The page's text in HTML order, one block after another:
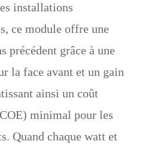
installations
ce module offre une
précédent grâce à une
la face avant et un gain
ainsi un coût
minimal pour les
Quand chaque watt et